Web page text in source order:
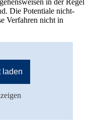
Die Potentiale nicht-
Verfahren nicht in
laden